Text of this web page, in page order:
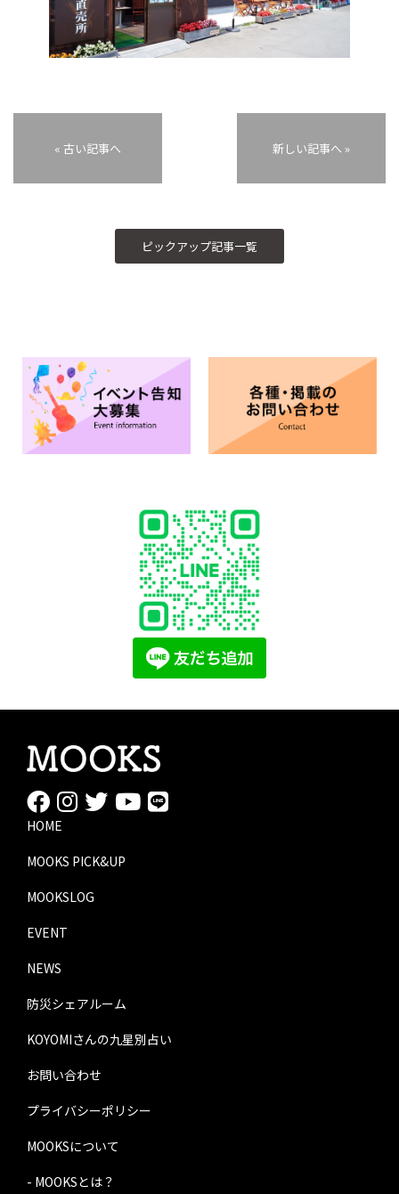
« 古い記事へ 新しい記事へ »
ピックアップ記事一覧
HOME
MOOKS PICK&UP
MOOKSLOG
EVENT
NEWS
防災シェアルーム
KOYOMIさんの九星別占い
お問い合わせ
プライバシーポリシー
MOOKSについて
- MOOKSとは？